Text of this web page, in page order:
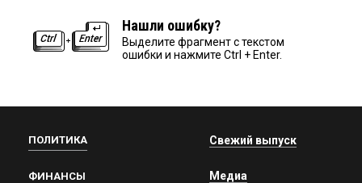
Нашли ошибку?
Выделите фрагмент с текстом
ошибки и нажмите Ctrl + Enter.
ПОЛИТИКА
ФИНАНСЫ
Свежий выпуск
Медиа